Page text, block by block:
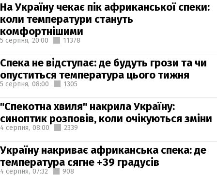
На Україну чекає пік африканської спеки:
коли температури стануть
комфортнішими
5 серпня, 20:00 11378
Спека не відступає: де будуть грози та чи
опуститься температура цього тижня
5 серпня, 08:00 1305
"Спекотна хвиля" накрила Україну:
синоптик розповів, коли очікуються зміни
4 серпня, 08:00 2339
Україну накриває африканська спека: де
температура сягне +39 градусів
4 серпня, 07:32 908